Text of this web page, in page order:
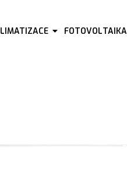
FOTOVOLTAIKA